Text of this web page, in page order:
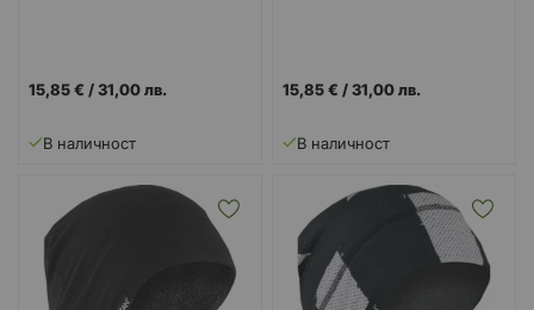
15,85 € /31,00 лв.
В наличност
15,85 € /31,00 лв.
В наличност